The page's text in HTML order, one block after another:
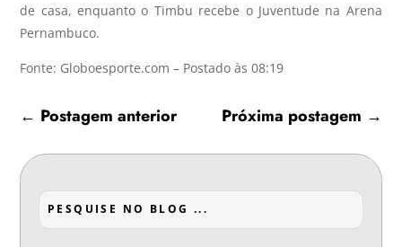
de casa, enquanto o Timbu recebe o Juventude na Arena
Pernambuco.
Fonte: Globoesporte.com – Postado às 08:19
← Postagem anterior Próxima postagem →